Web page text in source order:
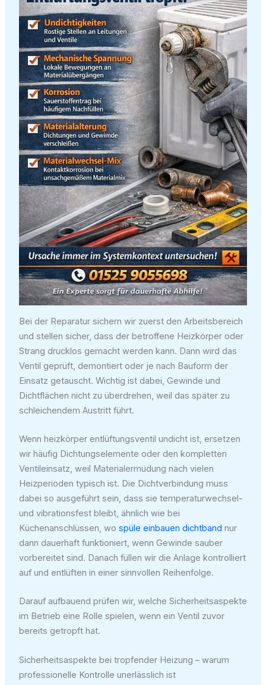
Bei der Reparatur sichern wir zuerst den Arbeitsbereich
und stellen sicher, dass der betroffene Heizkörper oder
Strang drucklos gemacht werden kann. Dann wird das
Ventil geprüft, demontiert oder je nach Bauform der
Einsatz getauscht. Wichtig ist dabei, Gewinde und
Dichtflächen nicht zu überdrehen, weil das später zu
schleichendem Austritt führt.
Wenn heizkörper entlüftungsventil undicht ist, ersetzen
wir häufig Dichtungselemente oder den kompletten
Ventileinsatz, weil Materialermüdung nach vielen
Heizperioden typisch ist. Die Dichtverbindung muss
dabei so ausgeführt sein, dass sie temperaturwechsel-
und vibrationsfest bleibt, ähnlich wie bei
Küchenanschlüssen, wo spüle einbauen dichtband nur
dann dauerhaft funktioniert, wenn Gewinde sauber
vorbereitet sind. Danach füllen wir die Anlage kontrolliert
auf und entlüften in einer sinnvollen Reihenfolge.
Darauf aufbauend prüfen wir, welche Sicherheitsaspekte
im Betrieb eine Rolle spielen, wenn ein Ventil zuvor
bereits getropft hat.
Sicherheitsaspekte bei tropfender Heizung – warum
professionelle Kontrolle unerlässlich ist